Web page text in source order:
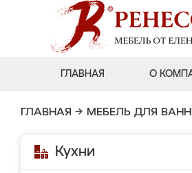
ГЛАВНАЯ О
ГЛАВНАЯ → МЕБЕЛЬ ДЛЯ
Кухни